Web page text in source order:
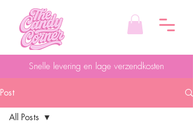
Snelle levering en lage verzendkosten
Post
All Posts